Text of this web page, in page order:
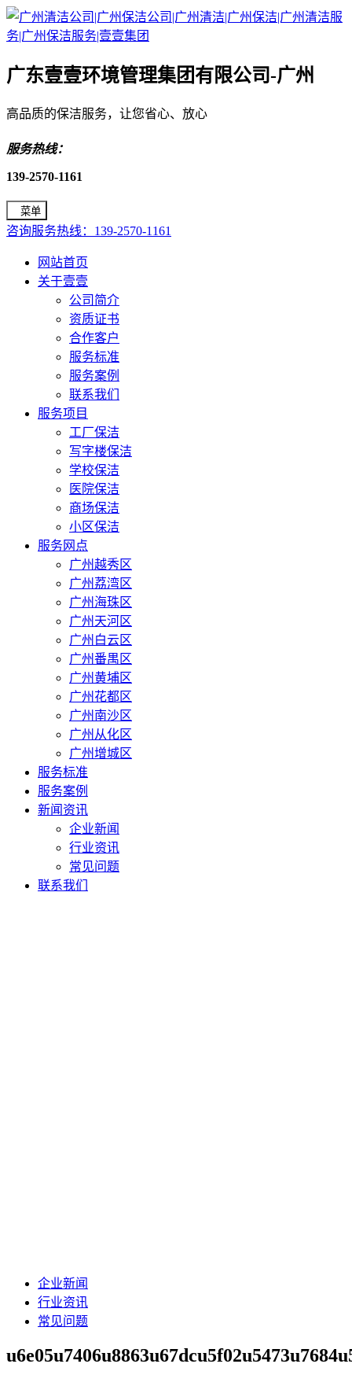
广东壹壹环境管理集团有限公司-广州
高品质的保洁服务，让您省心、放心
服务热线：
139-2570-1161
菜单
咨询服务热线：139-2570-1161
网站首页
关于壹壹
公司简介
资质证书
合作客户
服务标准
服务案例
联系我们
服务项目
工厂保洁
写字楼保洁
学校保洁
医院保洁
商场保洁
小区保洁
服务网点
广州越秀区
广州荔湾区
广州海珠区
广州天河区
广州白云区
广州番禺区
广州黄埔区
广州花都区
广州南沙区
广州从化区
广州增城区
服务标准
服务案例
新闻资讯
企业新闻
行业资讯
常见问题
联系我们
企业新闻
行业资讯
常见问题